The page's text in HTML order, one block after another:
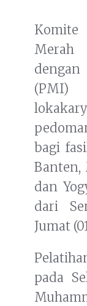
Merah
dengan
(PMI)
bagi
Banten,
dan
dari
Jumat
pada